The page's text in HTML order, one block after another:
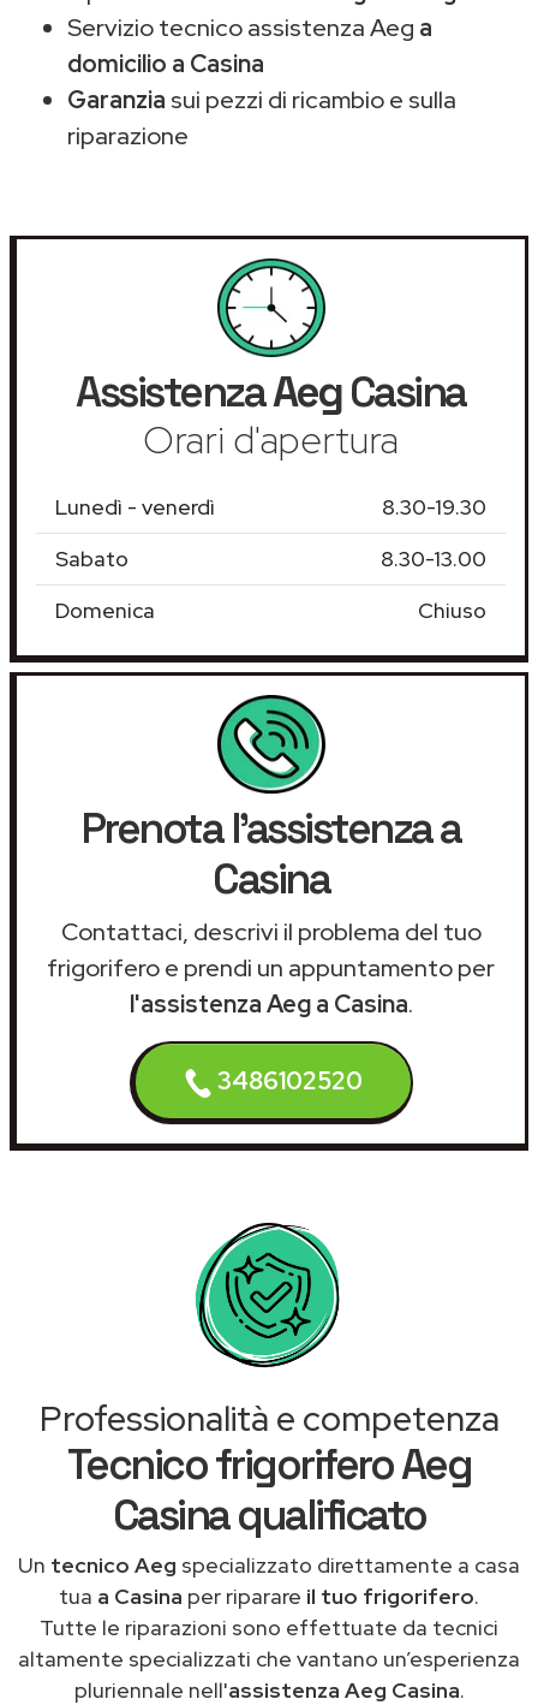
Servizio tecnico assistenza Aeg a
domicilio a Casina
Garanzia sui pezzi di ricambio e sulla
riparazione
AssistenzaAegCasina
Orari d'apertura
Lunedì - venerdì
8.30-19.30
Sabato
8.30-13.00
Domenica
Chiuso
Prenota l'assistenza a
Casina
Contattaci, descrivi il problema del tuo
frigorifero e prendi un appuntamento per
l'assistenza Aeg a Casina.
3486102520
Professionalità e competenza
Tecnico frigorifero Aeg
Casina qualificato
Un tecnico Aeg specializzato direttamente a casa
tua a Casina per riparare il tuo frigorifero.
Tutte le riparazioni sono effettuate da tecnici
altamente specializzati che vantano un’esperienza
pluriennale nell'assistenza Aeg Casina.